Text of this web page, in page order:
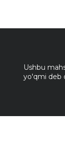
Ushbu
yo'qmi deb